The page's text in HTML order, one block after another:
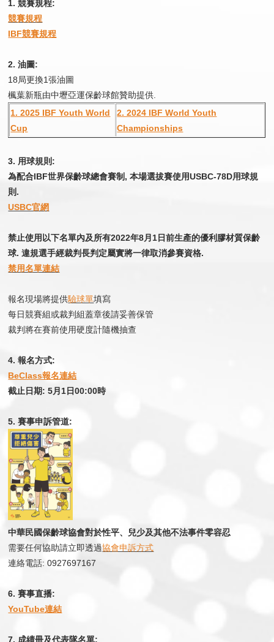
1. 競賽規程:
競賽規程
IBF競賽規程
2. 油圖:
​​​​​​​18局更換1張油圖
楓葉新瓶由中壢亞運保齡球館贊助提供.
1. 2025 IBF Youth World
Cup
2. 2024 IBF World Youth
Championships
3. 用球規則:
為配合IBF世界保齡球總會賽制, 本場選拔賽使用USBC-78D用球規
則.
USBC官網
禁止使用以下名單內及所有2022年8月1日前生產的優利膠材質保齡
球. 違規選手經裁判長判定屬實將一律取消參賽資格.
禁用名單連結
報名現場將提供驗球單填寫
每日競賽組或裁判組蓋章後請妥善保管
裁判將在賽前使用硬度計隨機抽查
4. 報名方式:
BeClass報名連結
截止日期: 5月1日00:00時
5. 賽事申訴管道:
中華民國保齡球協會對於性平、兒少及其他不法事件零容忍
需要任何協助請立即透過協會申訴方式
連絡電話: 0927697167
6. 賽事直播:
YouTube連結
7. 成績冊及代表隊名單: